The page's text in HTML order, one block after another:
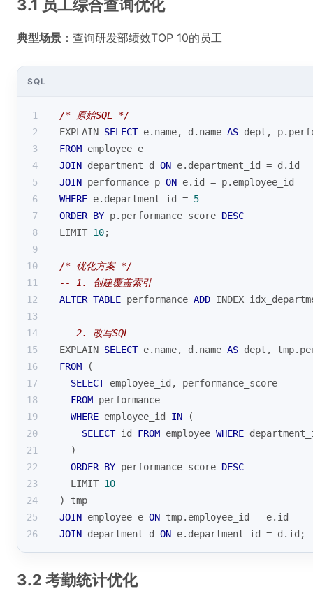
3.1 员工综合查询优化
典型场景 ：查询研发部绩效TOP 10的员工
SQL
1
/* 原始SQL */
2
EXPLAIN SELECT e.name, d.name AS dept,
3
FROM employee e
4
JOIN department d ON e.department_id = d.id
5
JOIN performance p ON e.id = p.employee_id
6
WHERE e.department_id = 5
7
ORDER BY p.performance_score DESC
8
LIMIT 10;
9
10
/* 优化方案 */
11
-- 1. 创建覆盖索引
12
ALTER TABLE performance ADD INDEX
13
14
-- 2. 改写SQL
15
EXPLAIN SELECT e.name, d.name AS dept,
16
FROM (
17
SELECT employee_id, performance_score
18
FROM performance
19
WHERE employee_id IN (
20
SELECT id FROM employee WHERE
21
  )
22
ORDER BY performance_score DESC
23
  LIMIT
10
24
) tmp
25
JOIN employee e ON tmp.employee_id = e.id
26
JOIN department d ON e.department_id = d.id;
3.2 考勤统计优化